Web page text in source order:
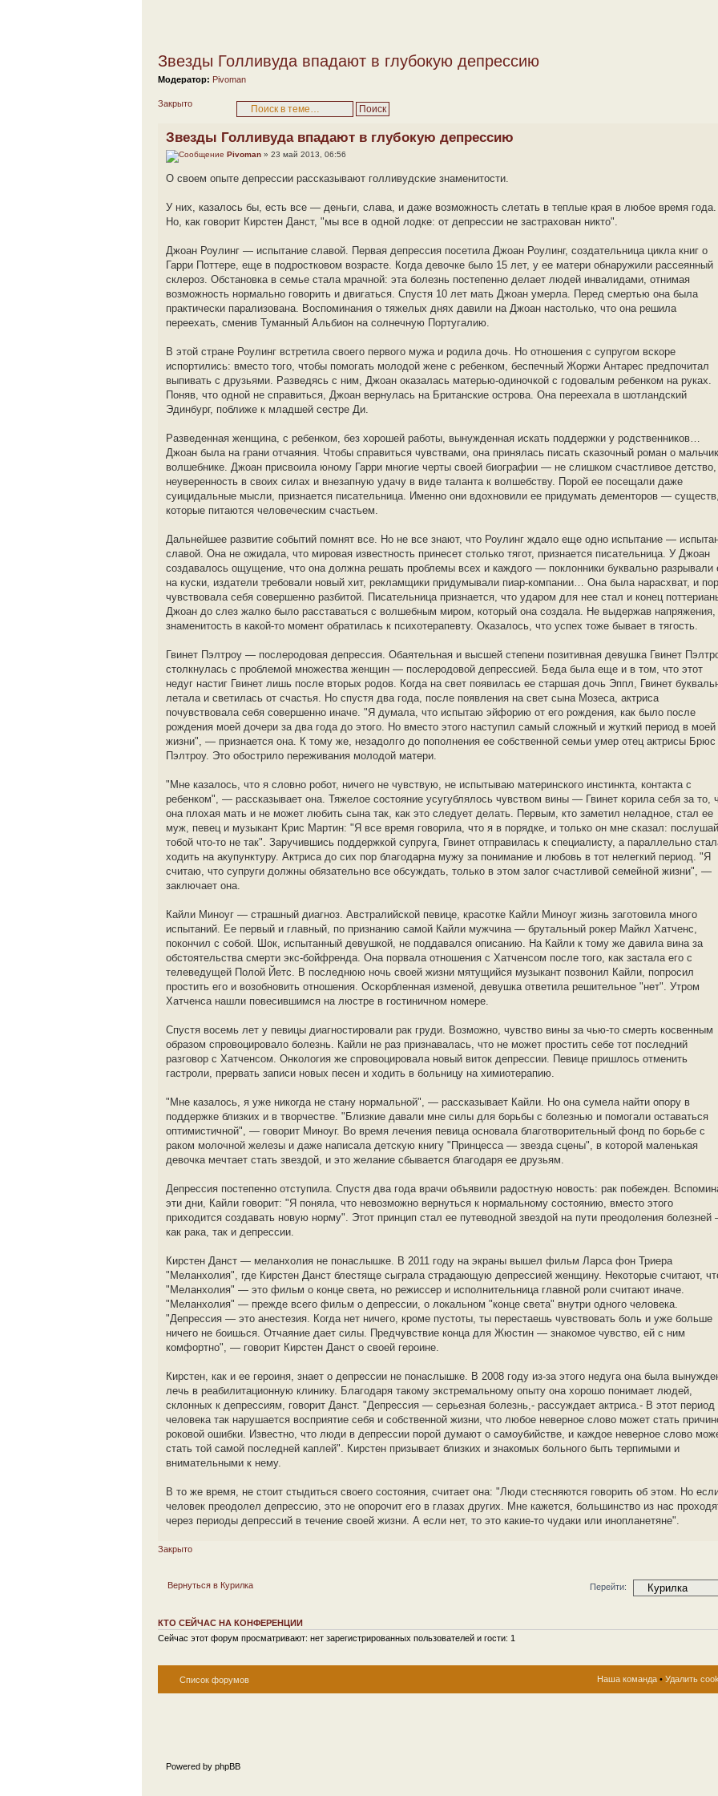
Звезды Голливуда впадают в глубокую депрессию
Модератор: Pivoman
Закрыто
Звезды Голливуда впадают в глубокую депрессию
Pivoman » 23 май 2013, 06:56
О своем опыте депрессии рассказывают голливудские знаменитости.
У них, казалось бы, есть все — деньги, слава, и даже возможность слетать в теплые края в любое время года.
Но, как говорит Кирстен Данст, "мы все в одной лодке: от депрессии не застрахован никто".
Джоан Роулинг — испытание славой. Первая депрессия посетила Джоан Роулинг, создательница цикла книг о
Гарри Поттере, еще в подростковом возрасте. Когда девочке было 15 лет, у ее матери обнаружили рассеянный
склероз. Обстановка в семье стала мрачной: эта болезнь постепенно делает людей инвалидами, отнимая
возможность нормально говорить и двигаться. Спустя 10 лет мать Джоан умерла. Перед смертью она была
практически парализована. Воспоминания о тяжелых днях давили на Джоан настолько, что она решила
переехать, сменив Туманный Альбион на солнечную Португалию.
В этой стране Роулинг встретила своего первого мужа и родила дочь. Но отношения с супругом вскоре
испортились: вместо того, чтобы помогать молодой жене с ребенком, беспечный Жоржи Антарес предпочитал
выпивать с друзьями. Разведясь с ним, Джоан оказалась матерью-одиночкой с годовалым ребенком на руках.
Поняв, что одной не справиться, Джоан вернулась на Британские острова. Она переехала в шотландский
Эдинбург, поближе к младшей сестре Ди.
Разведенная женщина, с ребенком, без хорошей работы, вынужденная искать поддержки у родственников…
Джоан была на грани отчаяния. Чтобы справиться чувствами, она принялась писать сказочный роман о
волшебнике. Джоан присвоила юному Гарри многие черты своей биографии — не слишком счастливое детство,
неуверенность в своих силах и внезапную удачу в виде таланта к волшебству. Порой ее посещали даже
суицидальные мысли, признается писательница. Именно они вдохновили ее придумать дементоров — существ,
которые питаются человеческим счастьем.
Дальнейшее развитие событий помнят все. Но не все знают, что Роулинг ждало еще одно испытание —
славой. Она не ожидала, что мировая известность принесет столько тягот, признается писательница. У Джоан
создавалось ощущение, что она должна решать проблемы всех и каждого — поклонники буквально разрывали
на куски, издатели требовали новый хит, рекламщики придумывали пиар-компании… Она была нарасхват, и
чувствовала себя совершенно разбитой. Писательница признается, что ударом для нее стал и конец
Джоан до слез жалко было расставаться с волшебным миром, который она создала. Не выдержав напряжения,
знаменитость в какой-то момент обратилась к психотерапевту. Оказалось, что успех тоже бывает в тягость.
Гвинет Пэлтроу — послеродовая депрессия. Обаятельная и высшей степени позитивная девушка Гвинет
столкнулась с проблемой множества женщин — послеродовой депрессией. Беда была еще и в том, что этот
недуг настиг Гвинет лишь после вторых родов. Когда на свет появилась ее старшая дочь Эппл, Гвинет
летала и светилась от счастья. Но спустя два года, после появления на свет сына Мозеса, актриса
почувствовала себя совершенно иначе. "Я думала, что испытаю эйфорию от его рождения, как было после
рождения моей дочери за два года до этого. Но вместо этого наступил самый сложный и жуткий период в моей
жизни", — признается она. К тому же, незадолго до пополнения ее собственной семьи умер отец актрисы Брюс
Пэлтроу. Это обострило переживания молодой матери.
"Мне казалось, что я словно робот, ничего не чувствую, не испытываю материнского инстинкта, контакта с
ребенком", — рассказывает она. Тяжелое состояние усугублялось чувством вины — Гвинет корила себя за то,
она плохая мать и не может любить сына так, как это следует делать. Первым, кто заметил неладное, стал ее
муж, певец и музыкант Крис Мартин: "Я все время говорила, что я в порядке, и только он мне сказал:
тобой что-то не так". Заручившись поддержкой супруга, Гвинет отправилась к специалисту, а параллельно
ходить на акупунктуру. Актриса до сих пор благодарна мужу за понимание и любовь в тот нелегкий период. "Я
считаю, что супруги должны обязательно все обсуждать, только в этом залог счастливой семейной жизни", —
заключает она.
Кайли Миноуг — страшный диагноз. Австралийской певице, красотке Кайли Миноуг жизнь заготовила много
испытаний. Ее первый и главный, по признанию самой Кайли мужчина — брутальный рокер Майкл Хатченс,
покончил с собой. Шок, испытанный девушкой, не поддавался описанию. На Кайли к тому же давила вина за
обстоятельства смерти экс-бойфренда. Она порвала отношения с Хатченсом после того, как застала его с
телеведущей Полой Йетс. В последнюю ночь своей жизни мятущийся музыкант позвонил Кайли, попросил
простить его и возобновить отношения. Оскорбленная изменой, девушка ответила решительное "нет". Утром
Хатченса нашли повесившимся на люстре в гостиничном номере.
Спустя восемь лет у певицы диагностировали рак груди. Возможно, чувство вины за чью-то смерть косвенным
образом спровоцировало болезнь. Кайли не раз признавалась, что не может простить себе тот последний
разговор с Хатченсом. Онкология же спровоцировала новый виток депрессии. Певице пришлось отменить
гастроли, прервать записи новых песен и ходить в больницу на химиотерапию.
"Мне казалось, я уже никогда не стану нормальной", — рассказывает Кайли. Но она сумела найти опору в
поддержке близких и в творчестве. "Близкие давали мне силы для борьбы с болезнью и помогали оставаться
оптимистичной", — говорит Миноуг. Во время лечения певица основала благотворительный фонд по борьбе с
раком молочной железы и даже написала детскую книгу "Принцесса — звезда сцены", в которой маленькая
девочка мечтает стать звездой, и это желание сбывается благодаря ее друзьям.
Депрессия постепенно отступила. Спустя два года врачи объявили радостную новость: рак побежден.
эти дни, Кайли говорит: "Я поняла, что невозможно вернуться к нормальному состоянию, вместо этого
приходится создавать новую норму". Этот принцип стал ее путеводной звездой на пути преодоления
как рака, так и депрессии.
Кирстен Данст — меланхолия не понаслышке. В 2011 году на экраны вышел фильм Ларса фон Триера
"Меланхолия", где Кирстен Данст блестяще сыграла страдающую депрессией женщину. Некоторые считают,
"Меланхолия" — это фильм о конце света, но режиссер и исполнительница главной роли считают иначе.
"Меланхолия" — прежде всего фильм о депрессии, о локальном "конце света" внутри одного человека.
"Депрессия — это анестезия. Когда нет ничего, кроме пустоты, ты перестаешь чувствовать боль и уже больше
ничего не боишься. Отчаяние дает силы. Предчувствие конца для Жюстин — знакомое чувство, ей с ним
комфортно", — говорит Кирстен Данст о своей героине.
Кирстен, как и ее героиня, знает о депрессии не понаслышке. В 2008 году из-за этого недуга она была
лечь в реабилитационную клинику. Благодаря такому экстремальному опыту она хорошо понимает людей,
склонных к депрессиям, говорит Данст. "Депрессия — серьезная болезнь,- рассуждает актриса.- В этот период
человека так нарушается восприятие себя и собственной жизни, что любое неверное слово может стать
роковой ошибки. Известно, что люди в депрессии порой думают о самоубийстве, и каждое неверное слово
стать той самой последней каплей". Кирстен призывает близких и знакомых больного быть терпимыми и
внимательными к нему.
В то же время, не стоит стыдиться своего состояния, считает она: "Люди стесняются говорить об этом. Но
человек преодолел депрессию, это не опорочит его в глазах других. Мне кажется, большинство из нас
через периоды депрессий в течение своей жизни. А если нет, то это какие-то чудаки или инопланетяне".
Закрыто
Вернуться в Курилка Перейти:
КТО СЕЙЧАС НА КОНФЕРЕНЦИИ
Сейчас этот форум просматривают: нет зарегистрированных пользователей и гости: 1
Список форумов Наша команда • Удалить
Powered by phpBB